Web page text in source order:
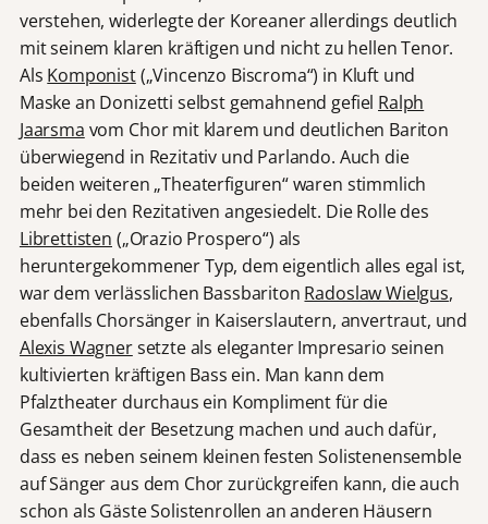
verstehen, widerlegte der Koreaner allerdings deutlich
mit seinem klaren kräftigen und nicht zu hellen Tenor.
Als Komponist(„Vincenzo Biscroma“) in Kluft und
Maske an Donizetti selbst gemahnend gefiel Ralph
Jaarsma vom Chor mit klarem und deutlichen Bariton
überwiegend in Rezitativ und Parlando. Auch die
beiden weiteren „Theaterfiguren“ waren stimmlich
mehr bei den Rezitativen angesiedelt. Die Rolle des
Librettisten („Orazio Prospero“) als
heruntergekommener Typ, dem eigentlich alles egal ist,
war dem verlässlichen Bassbariton Radoslaw Wielgus,
ebenfalls Chorsänger in Kaiserslautern, anvertraut, und
Alexis Wagnersetzte als eleganter Impresario seinen
kultivierten kräftigen Bass ein. Man kann dem
Pfalztheater durchaus ein Kompliment für die
Gesamtheit der Besetzung machen und auch dafür,
dass es neben seinem kleinen festen Solistenensemble
auf Sänger aus dem Chor zurückgreifen kann, die auch
schon als Gäste Solistenrollen an anderen Häusern